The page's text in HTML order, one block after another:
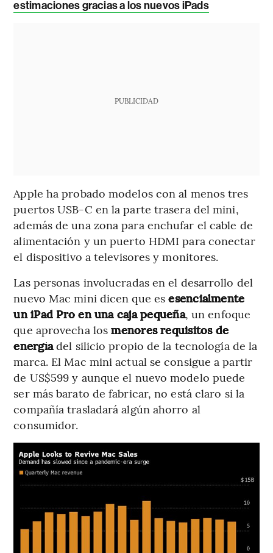
estimaciones gracias a los nuevos iPads
PUBLICIDAD
Apple ha probado modelos con al menos tres
puertos USB-C en la parte trasera del mini,
además de una zona para enchufar el cable de
alimentación y un puerto HDMI para conectar
el dispositivo a televisores y monitores.
Las personas involucradas en el desarrollo del
nuevo Mac mini dicen que es esencialmente
un iPad Pro en una caja pequeña, un enfoque
que aprovecha los menores requisitos de
energíadel silicio propio de la tecnología de la
marca. El Mac mini actual se consigue a partir
de US$599 y aunque el nuevo modelo puede
ser más barato de fabricar, no está claro si la
compañía trasladará algún ahorro al
consumidor.